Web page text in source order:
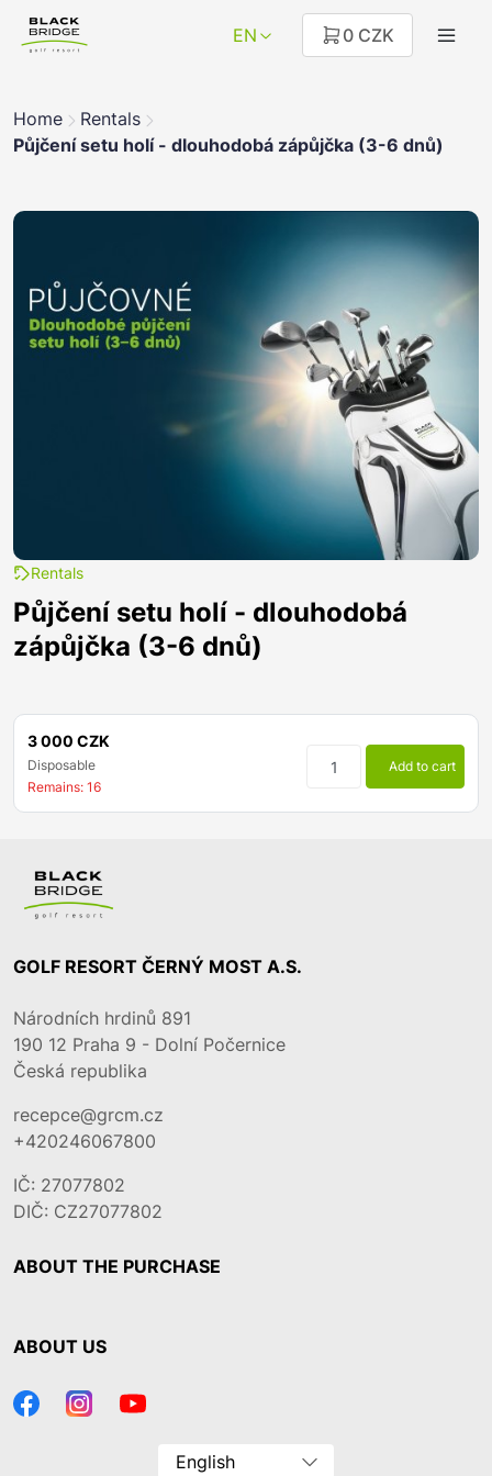
EN 0 CZK
Home
Rentals
Půjčení setu holí - dlouhodobá zápůjčka (3-6 dnů)
Rentals
Půjčení setu holí - dlouhodobá
zápůjčka (3-6 dnů)
3 000 CZK
Disposable
Remains: 16
Add to cart
GOLF RESORT ČERNÝ MOST A.S.
Národních hrdinů 891
190 12 Praha 9 - Dolní Počernice
Česká republika
recepce@grcm.cz
+420246067800
IČ: 27077802
DIČ: CZ27077802
ABOUT THE PURCHASE
ABOUT US